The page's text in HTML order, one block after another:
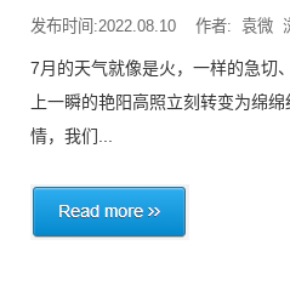
发布时间:2022.08.10 作者: 袁微
7月的天气就像是火，一样的急切
上一瞬的艳阳高照立刻转变为绵
情，我们...